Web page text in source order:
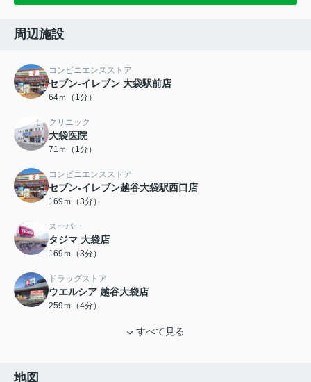
周辺施設
コンビニエンスストア
セブン‐イレブン 大袋駅前店
64ｍ（1分）
クリニック
大袋医院
71ｍ（1分）
コンビニエンスストア
セブン-イレブン越谷大袋駅西口店
169ｍ（3分）
スーパー
タジマ 大袋店
169ｍ（3分）
ドラッグストア
ウエルシア 越谷大袋店
259ｍ（4分）
すべて見る
地図